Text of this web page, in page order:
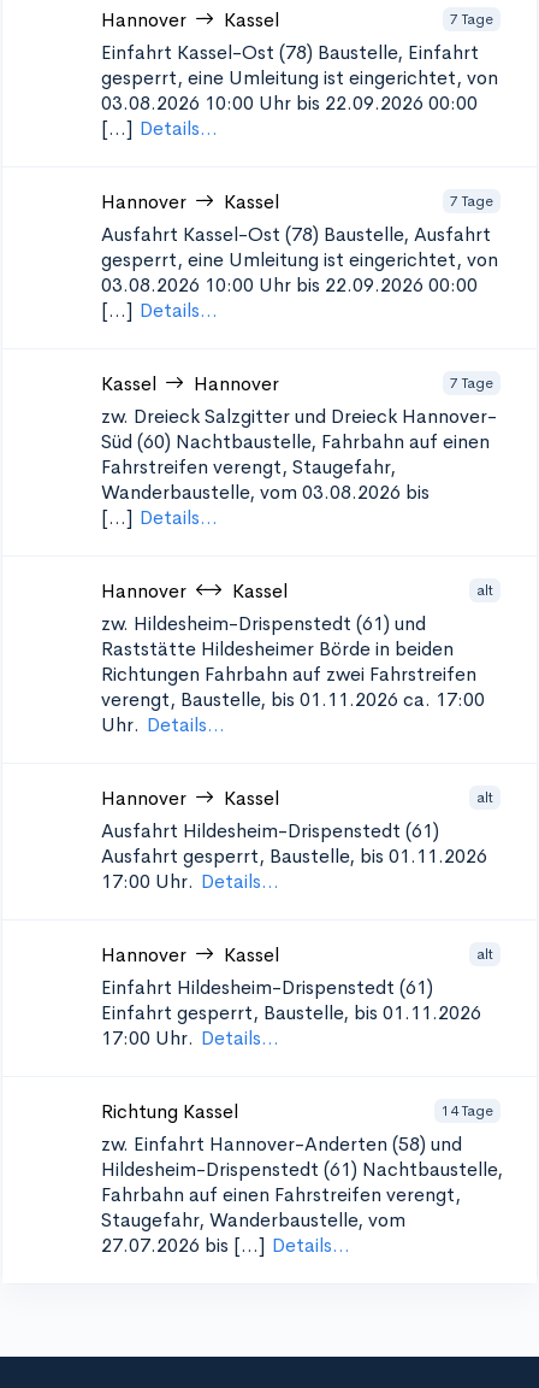
Hannover Kassel 7 Tage
Einfahrt Kassel-Ost (78) Baustelle, Einfahrt
gesperrt, eine Umleitung ist eingerichtet, von
03.08.2026 10:00 Uhr bis 22.09.2026 00:00
[...] Details...
Hannover Kassel 7 Tage
Ausfahrt Kassel-Ost (78) Baustelle, Ausfahrt
gesperrt, eine Umleitung ist eingerichtet, von
03.08.2026 10:00 Uhr bis 22.09.2026 00:00
[...] Details...
Kassel Hannover 7 Tage
zw. Dreieck Salzgitter und Dreieck Hannover-
Süd (60) Nachtbaustelle, Fahrbahn auf einen
Fahrstreifen verengt, Staugefahr,
Wanderbaustelle, vom 03.08.2026 bis
[...] Details...
Hannover Kassel alt
zw. Hildesheim-Drispenstedt (61) und
Raststätte Hildesheimer Börde in beiden
Richtungen Fahrbahn auf zwei Fahrstreifen
verengt, Baustelle, bis 01.11.2026 ca. 17:00
Uhr. Details...
Hannover Kassel alt
Ausfahrt Hildesheim-Drispenstedt (61)
Ausfahrt gesperrt, Baustelle, bis 01.11.2026
17:00 Uhr. Details...
Hannover Kassel alt
Einfahrt Hildesheim-Drispenstedt (61)
Einfahrt gesperrt, Baustelle, bis 01.11.2026
17:00 Uhr. Details...
Richtung Kassel 14 Tage
zw. Einfahrt Hannover-Anderten (58) und
Hildesheim-Drispenstedt (61) Nachtbaustelle,
Fahrbahn auf einen Fahrstreifen verengt,
Staugefahr, Wanderbaustelle, vom
27.07.2026 bis [...] Details...